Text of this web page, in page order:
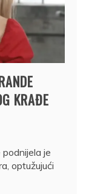
KRAĐE
je
optužujući